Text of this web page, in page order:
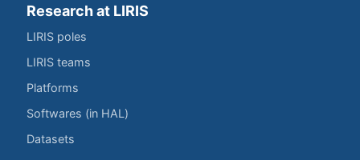
Research at LIRIS
LIRIS poles
LIRIS teams
Platforms
Softwares (in HAL)
Datasets